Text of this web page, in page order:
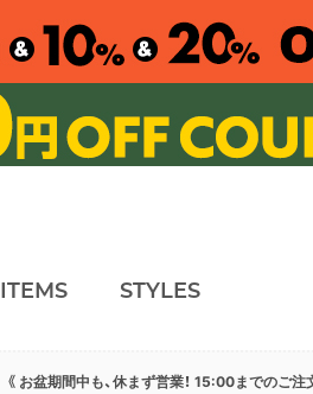
ITEMS STYLES
《 お盆期間中も、休まず営業！ 15:00までのご注